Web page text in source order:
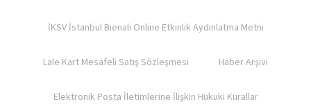
İKSV İstanbul Bienali Online Etkinlik Aydınlatma Metni
Lale Kart Mesafeli Satış Sözleşmesi Haber Arşivi
Elektronik Posta İletimlerine İlişkin Hukuki Kurallar